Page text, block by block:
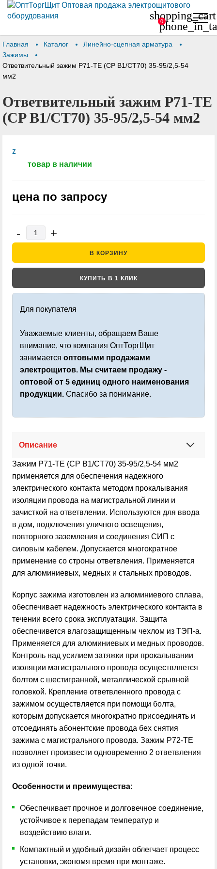
shopping_cart
0
Главная Каталог
Линейно-сцепная арматура
Зажимы
Ответвительный зажим P71-TE (CP B1/CT70) 35-95/2,5-54
мм2
Ответвительный зажим P71-TE
(CP B1/CT70) 35-95/2,5-54 мм2
z
товар в наличии
цена по запросу
- +
В КОРЗИНУ
КУПИТЬ В 1 КЛИК
Для покупателя
Уважаемые клиенты, обращаем Ваше
внимание, что компания ОптТоргЩит
занимается оптовыми продажами
электрощитов. Мы считаем продажу -
оптовой от 5 единиц одного наименования
продукции. Спасибо за понимание.
Описание
Зажим P71-TE (CP B1/CT70) 35-95/2,5-54 мм2
применяется для обеспечения надежного
электрического контакта методом прокалывания
изоляции провода на магистральной линии и
зачисткой на ответвлении. Используются для ввода
в дом, подключения уличного освещения,
повторного заземления и соединения СИП с
силовым кабелем. Допускается многократное
применение со строны ответвления. Применяется
для алюминиевых, медных и стальных проводов.
Корпус зажима изготовлен из алюминиевого сплава,
обеспечивает надежность электрического контакта в
течении всего срока эксплуатации. Защита
обеспечивется влагозащищенным чехлом из ТЭП-а.
Применяется для алюминиевых и медных проводов.
Контроль над усилием затяжки при прокалывании
изоляции магистрального провода осуществляется
болтом с шестигранной, металлической срывной
головкой. Крепление ответвленного провода с
зажимом осуществляется при помощи болта,
которым допускается многократно присоединять и
отсоединять абонентские провода бех снятия
зажима с магистрального провода. Зажим Р72-ТЕ
позволяет произвести одновременно 2 ответвления
из одной точки.
Особенности и преимущества:
Обеспечивает прочное и долговечное соединение,
устойчивое к перепадам температур и
воздействию влаги.
Компактный и удобный дизайн облегчает процесс
установки, экономя время при монтаже.